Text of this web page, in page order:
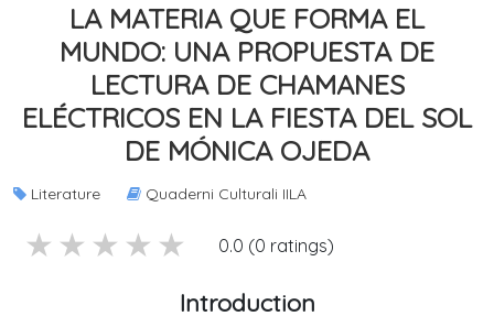
LA MATERIA QUE FORMA EL
MUNDO: UNA PROPUESTA DE
LECTURA DE CHAMANES
ELÉCTRICOS EN LA FIESTA DEL SOL
DE MÓNICA OJEDA
Literature Quaderni Culturali IILA
1 stars
2 stars
3 stars
4 stars
5 stars 0.0 (0 ratings)
Introduction